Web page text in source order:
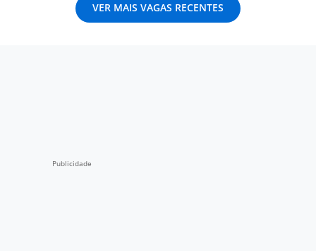
VER MAIS VAGAS RECENTES